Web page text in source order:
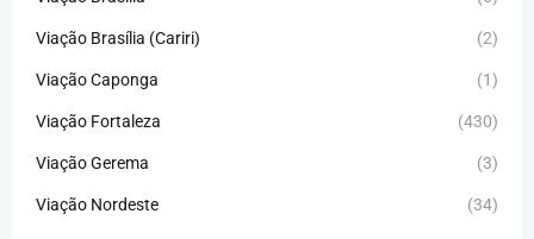
Viação Brasília (Cariri) (2)
Viação Caponga (1)
Viação Fortaleza (430)
Viação Gerema (3)
Viação Nordeste (34)